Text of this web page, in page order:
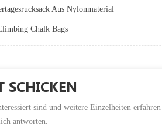
Aus Nylonmaterial
Chalk Bags
SCHICKEN
sind und weitere Einzelheiten
antworten.